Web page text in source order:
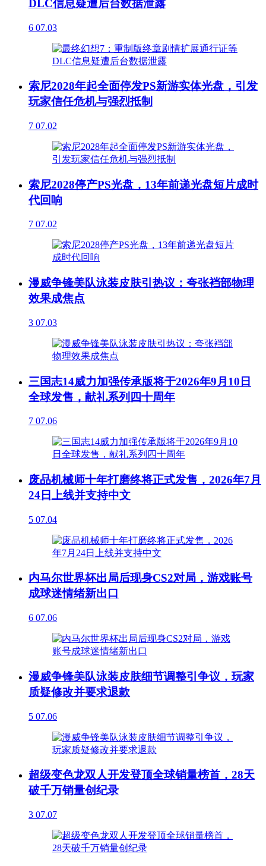
DLC信息疑遭后台数据泄露
6 07.03
索尼2028年起全面停发PS新游实体光盘，引发
玩家信任危机与强烈抵制
7 07.02
索尼2028停产PS光盘，13年前递光盘短片成时
代回响
7 07.02
漫威争锋美队泳装皮肤引热议：夸张裆部物理
效果成焦点
3 07.03
三国志14威力加强传承版将于2026年9月10日
全球发售，献礼系列四十周年
7 07.06
废品机械师十年打磨终将正式发售，2026年7月
24日上线并支持中文
5 07.04
内马尔世界杯出局后现身CS2对局，游戏账号
成球迷情绪新出口
6 07.06
漫威争锋美队泳装皮肤细节调整引争议，玩家
质疑修改并要求退款
5 07.06
超级变色龙双人开发登顶全球销量榜首，28天
破千万销量创纪录
3 07.07